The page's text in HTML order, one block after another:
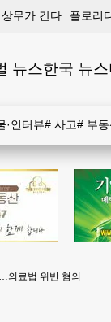
상무가 간다 플로리
뉴스한국 뉴스
·인터뷰# 사고# 부
의료법 위반 혐의